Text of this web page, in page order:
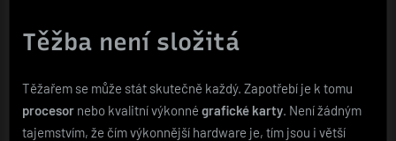
Těžba není složitá
Těžařem se může stát skutečně každý. Zapotřebí je k tomu
procesor nebo kvalitní výkonné grafické karty. Není žádným
tajemstvím, že čím výkonnější hardware je, tím jsou i větší